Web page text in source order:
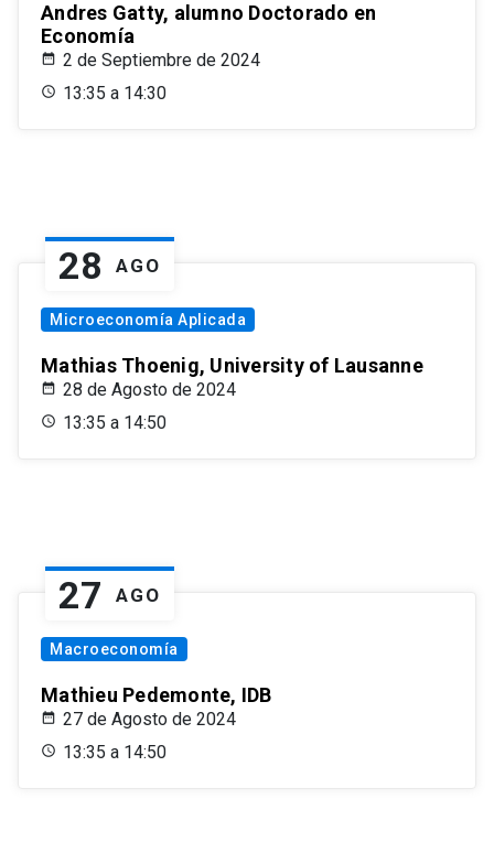
Andres Gatty, alumno Doctorado en
Economía
2 de Septiembre de 2024
13:35 a 14:30
28 AGO
Microeconomía Aplicada
Mathias Thoenig, University of Lausanne
28 de Agosto de 2024
13:35 a 14:50
27 AGO
Macroeconomía
Mathieu Pedemonte, IDB
27 de Agosto de 2024
13:35 a 14:50